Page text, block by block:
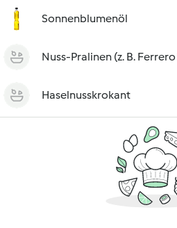
Sonnenblumenöl
Nuss-Pralinen (z. B.
Haselnusskrokant